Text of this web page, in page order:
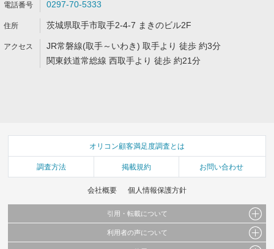
0297-70-5333
茨城県取手市取手2-4-7 まきのビル2F
JR常磐線(取手～いわき) 取手より 徒歩 約3分
関東鉄道常総線 西取手より 徒歩 約21分
オリコン顧客満足度調査とは
調査方法 掲載規約 お問い合わせ
会社概要 個人情報保護方針
引用・転載について
当サイトで公開されている情報（文字、写真、イラスト、画像データ等）及びこれらの配
利用者の声について